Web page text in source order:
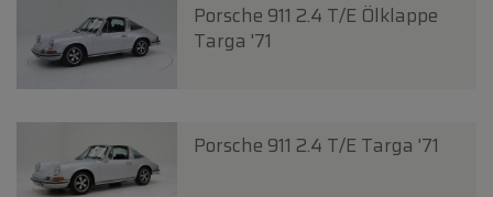
Porsche 911 2.4 T/E Ölklappe
Targa '71
Porsche 911 2.4 T/E Targa '71